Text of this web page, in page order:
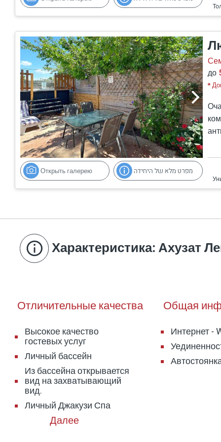
до
*
На
Открыть галерею מפרט מלא של היחידה
Характеристика: Ахузат
Отличительные качества
Высокое качество
гостевых услуг
Личный бассейн
Из бассейна открывается
вид на захватывающий
вид.
Личный Джакузи Спа
Общая
Интернет -